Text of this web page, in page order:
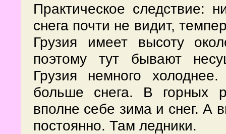
Практическое следствие:
снега почти не видит,
Грузия имеет высоту
поэтому тут бывают
Грузия немного
больше снега. В горных
вполне себе зима и снег. А
постоянно. Там ледники.